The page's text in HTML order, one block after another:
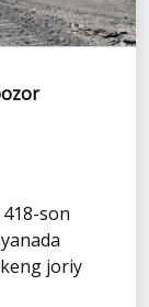
son
joriy